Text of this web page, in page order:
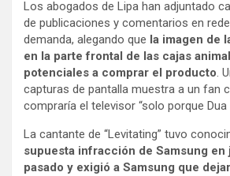
Los abogados de Lipa han adjuntado
de publicaciones y comentarios en
demanda, alegando que la imagen de
en la parte frontal de las cajas
potenciales a comprar el producto.
capturas de pantalla muestra a un fan
compraría el televisor “solo porque Dua
La cantante de “Levitating” tuvo
supuesta infracción de Samsung en
pasado y exigió a Samsung que